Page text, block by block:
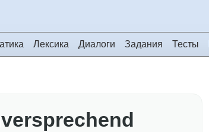
Лексика Диалоги Задания Тесты